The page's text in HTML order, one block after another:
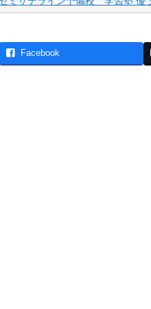
Facebook